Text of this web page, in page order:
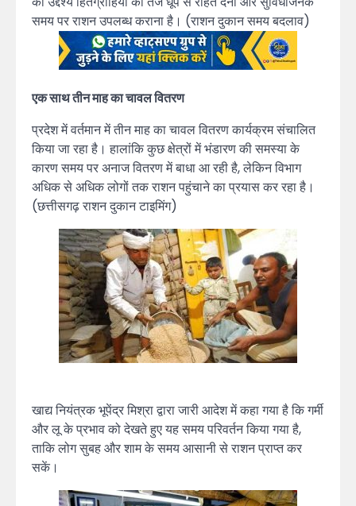
समय पर राशन उपलब्ध कराना है। (राशन दुकान समय बदलाव)
एक साथ तीन माह का चावल वितरण
प्रदेश में वर्तमान में तीन माह का चावल वितरण कार्यक्रम संचालित
किया जा रहा है। हालांकि कुछ क्षेत्रों में भंडारण की समस्या के
कारण समय पर अनाज वितरण में बाधा आ रही है, लेकिन विभाग
अधिक से अधिक लोगों तक राशन पहुंचाने का प्रयास कर रहा है।
(छत्तीसगढ़ राशन दुकान टाइमिंग)
खाद्य नियंत्रक भूपेंद्र मिश्रा द्वारा जारी आदेश में कहा गया है कि गर्मी
और लू के प्रभाव को देखते हुए यह समय परिवर्तन किया गया है,
ताकि लोग सुबह और शाम के समय आसानी से राशन प्राप्त कर
सकें।